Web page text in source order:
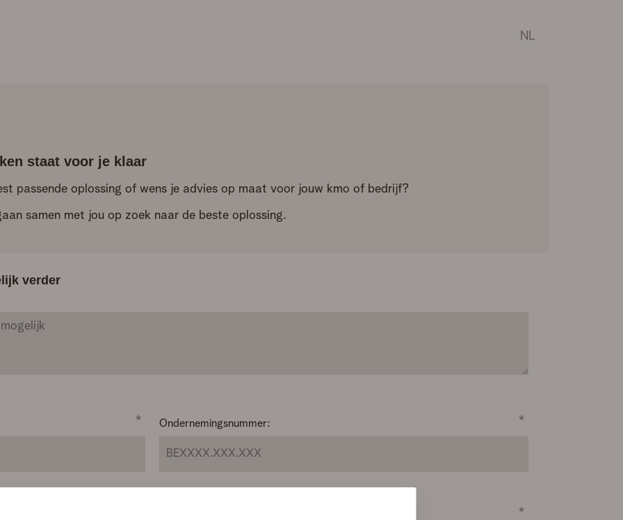
NL
staat voor je klaar
passende oplossing of wens je advies op maat voor jouw kmo of bedrijf?
samen met jou op zoek naar de beste oplossing.
verder
* *
Ondernemingsnummer:
*